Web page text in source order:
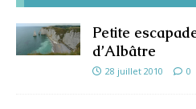
Petite
d’Albâtre
28 juillet 2010 0